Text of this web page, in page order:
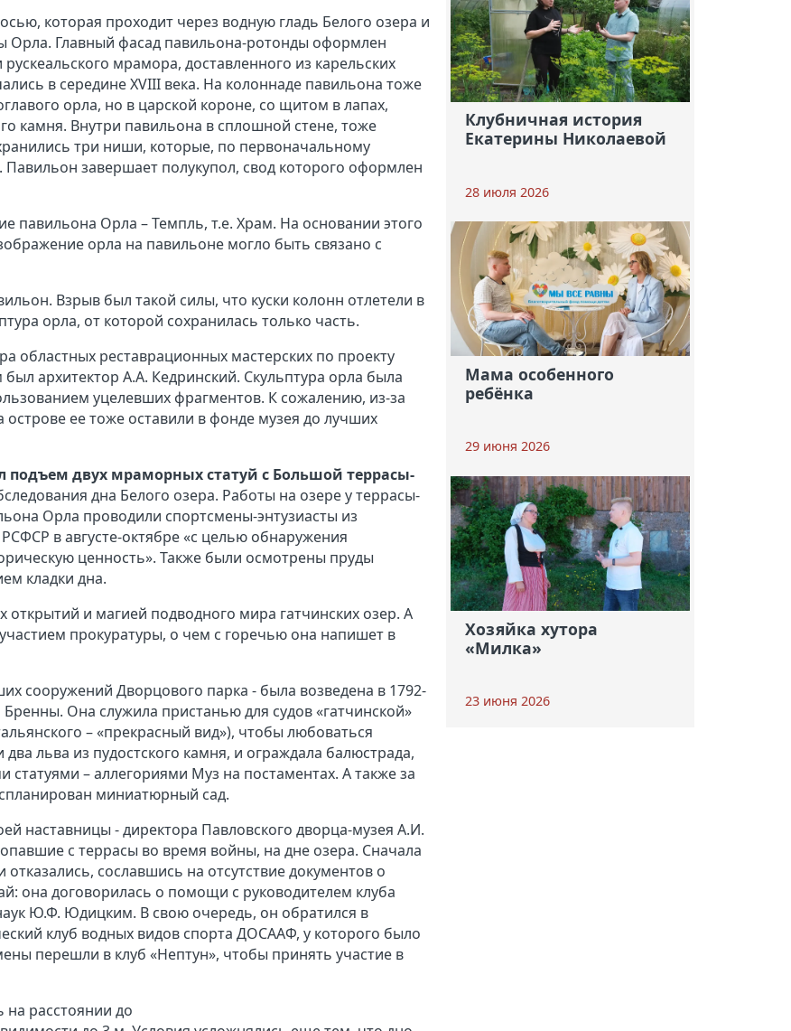
которая проходит через водную гладь Белого озера и
Орла. Главный фасад павильона-ротонды оформлен
мрамора, доставленного из карельских
в середине XVIII века. На колоннаде павильона тоже
орла, но в царской короне, со щитом в лапах,
камня. Внутри павильона в сплошной стене, тоже
три ниши, которые, по первоначальному
Павильон завершает полукупол, свод которого оформлен
павильона Орла – Темпль, т.е. Храм. На основании этого
орла на павильоне могло быть связано с
Взрыв был такой силы, что куски колонн отлетели в
орла, от которой сохранилась только часть.
областных реставрационных мастерских по проекту
архитектор А.А. Кедринский. Скульптура орла была
уцелевших фрагментов. К сожалению, из-за
острове ее тоже оставили в фонде музея до лучших
подъем двух мраморных статуй с Большой террасы-
дна Белого озера. Работы на озере у террасы-
Орла проводили спортсмены-энтузиасты из
в августе-октябре «с целью обнаружения
ценность». Также были осмотрены пруды
кладки дна.
и магией подводного мира гатчинских озер. А
прокуратуры, о чем с горечью она напишет в
сооружений Дворцового парка - была возведена в 1792-
Она служила пристанью для судов «гатчинской»
– «прекрасный вид»), чтобы любоваться
льва из пудостского камня, и ограждала балюстрада,
– аллегориями Муз на постаментах. А также за
миниатюрный сад.
наставницы - директора Павловского дворца-музея А.И.
с террасы во время войны, на дне озера. Сначала
сославшись на отсутствие документов о
она договорилась о помощи с руководителем клуба
Ю.Ф. Юдицким. В свою очередь, он обратился в
клуб водных видов спорта ДОСААФ, у которого было
перешли в клуб «Нептун», чтобы принять участие в
расстоянии до
Клубничная история
Екатерины Николаевой
28 июля 2026
Мама особенного
ребёнка
29 июня 2026
Хозяйка хутора
«Милка»
23 июня 2026